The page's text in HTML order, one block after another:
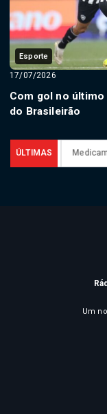
Esporte
17/07/2026
Com gol no
do Brasileirão
ÚLTIMAS
cai Medicamento
Um